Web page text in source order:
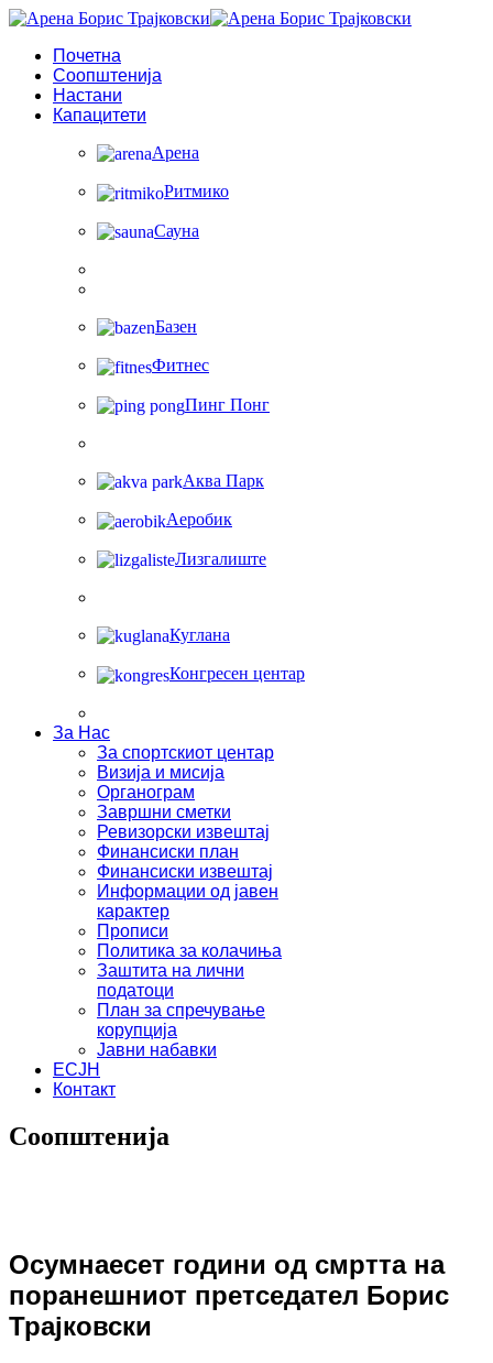
Почетна
Соопштенија
Настани
Капацитети
Арена
Ритмико
Сауна
Базен
Фитнес
Пинг Понг
Аква Парк
Аеробик
Лизгалиште
Куглана
Конгресен центар
За Нас
За спортскиот центар
Визија и мисија
Органограм
Завршни сметки
Ревизорски извештај
Финансиски план
Финансиски извештај
Информации од јавен
карактер
Прописи
Политика за колачиња
Заштита на лични
податоци
План за спречување
корупција
Јавни набавки
ЕСЈН
Контакт
Соопштенија
Осумнаесет години од смртта на
поранешниот претседател Борис
Трајковски